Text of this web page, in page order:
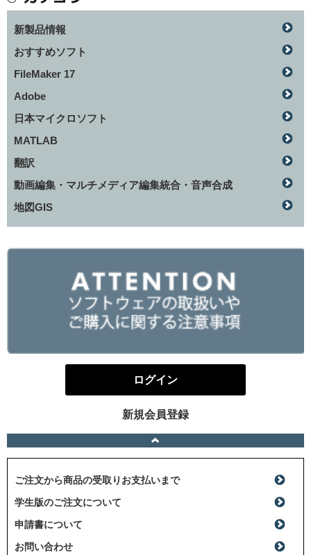
新製品情報
おすすめソフト
FileMaker 17
Adobe
日本マイクロソフト
MATLAB
翻訳
動画編集・マルチメディア編集統合・音声合成
地図GIS
ログイン
新規会員登録
ご注文から商品の受取りお支払いまで
学生版のご注文について
申請書について
お問い合わせ